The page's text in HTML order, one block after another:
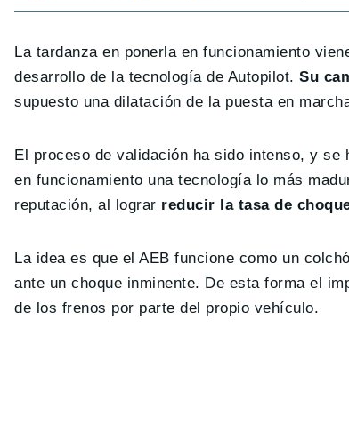
La tardanza en ponerla en funcionamiento
desarrollo de la tecnología de Autopilot.Su
supuesto una dilatación de la puesta en
El proceso de validación ha sido intenso, y se
en funcionamiento una tecnología lo más
reputación, al lograr reducir la tasa de
La idea es que el AEB funcione como un
ante un choque inminente. De esta forma el
de los frenos por parte del propio vehículo.